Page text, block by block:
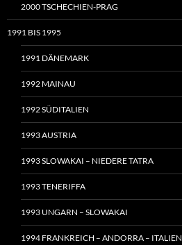
2000 TSCHECHIEN-PRAG
1991 BIS 1995
1991 DÄNEMARK
1992 MAINAU
1992 SÜDITALIEN
1993 AUSTRIA
1993 SLOWAKAI – NIEDERE TATRA
1993 TENERIFFA
1993 UNGARN – SLOWAKAI
1994 FRANKREICH – ANDORRA – ITALIEN